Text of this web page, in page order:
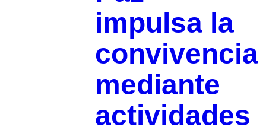
impulsa la
convivencia
mediante
actividades